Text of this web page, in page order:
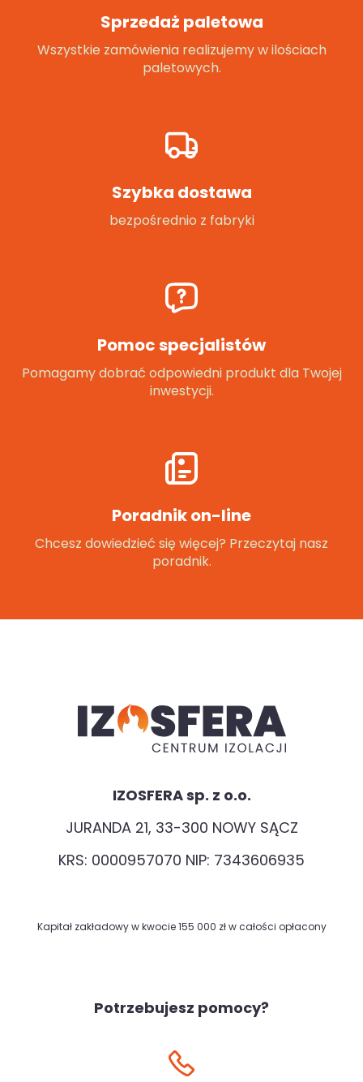
Sprzedaż paletowa
Wszystkie zamówienia realizujemy w ilościach
paletowych.
Szybka dostawa
bezpośrednio z fabryki
Pomoc specjalistów
Pomagamy dobrać odpowiedni produkt dla Twojej
inwestycji.
Poradnik on-line
Chcesz dowiedzieć się więcej? Przeczytaj nasz
poradnik.
IZOSFERA sp. z o.o.
JURANDA 21, 33-300 NOWY SĄCZ
KRS: 0000957070 NIP: 7343606935
Kapitał zakładowy w kwocie 155 000 zł w całości opłacony
Potrzebujesz pomocy?